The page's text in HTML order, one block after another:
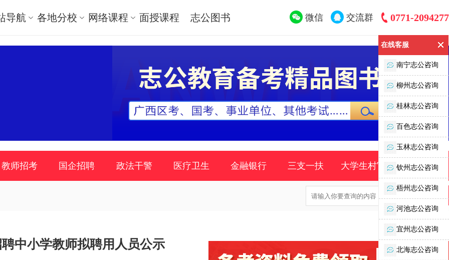
导航 各地分校 网络课程 面授课程 志公图书 微信 交流群 0771-2094277
教师招考 国企招聘 政法干警 医疗卫生 金融银行 三支一扶 大学生村官 时事政策
中小学教师拟聘用人员公示
在线客服
南宁志公咨询
柳州志公咨询
桂林志公咨询
百色志公咨询
玉林志公咨询
钦州志公咨询
梧州志公咨询
河池志公咨询
宜州志公咨询
北海志公咨询